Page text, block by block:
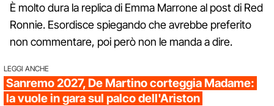
È molto dura la replica di Emma Marrone al post di Red
Ronnie. Esordisce spiegando che avrebbe preferito
non commentare, poi però non le manda a dire.
LEGGI ANCHE
Sanremo 2027, De Martino corteggia Madame:
la vuole in gara sul palco dell'Ariston